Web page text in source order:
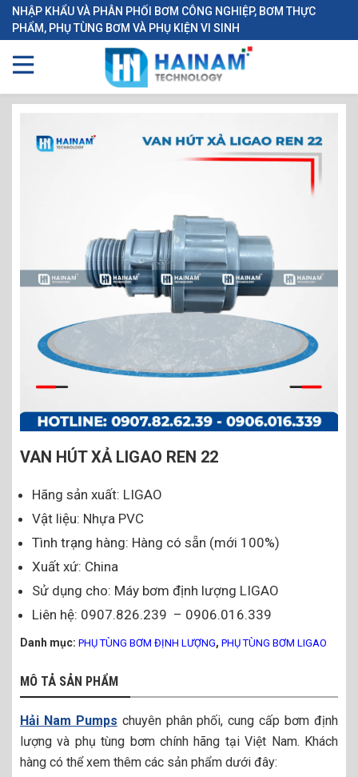
NHẬP KHẨU VÀ PHÂN PHỐI BƠM CÔNG NGHIỆP, BƠM THỰC
PHẨM, PHỤ TÙNG BƠM VÀ PHỤ KIỆN VI SINH
VAN HÚT XẢ LIGAO REN 22
Hãng sản xuất: LIGAO
Vật liệu: Nhựa PVC
Tình trạng hàng: Hàng có sẵn (mới 100%)
Xuất xứ: China
Sử dụng cho: Máy bơm định lượng LIGAO
Liên hệ: 0907.826.239 – 0906.016.339
Danh mục: PHỤ TÙNG BƠM ĐỊNH LƯỢNG, PHỤ TÙNG BƠM LIGAO
MÔ TẢ SẢN PHẨM
Hải Nam Pumps chuyên phân phối, cung cấp bơm định
lượng và phụ tùng bơm chính hãng tại Việt Nam. Khách
hàng có thể xem thêm các sản phẩm dưới đây: